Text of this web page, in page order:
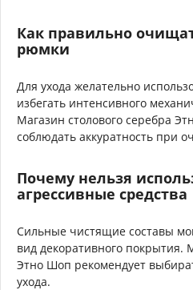
Как правильно
рюмки
Для ухода желательно
избегать интенсивного
Магазин столового серебра
соблюдать аккуратность при
Почему нельзя
агрессивные средства
Сильные чистящие составы
вид декоративного покрытия.
Этно Шоп рекомендует
ухода.